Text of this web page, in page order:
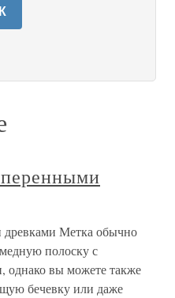
Метка обычно
полоску с
однако вы можете также
бечевку или даже